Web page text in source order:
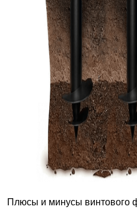
Плюсы и минусы винтового